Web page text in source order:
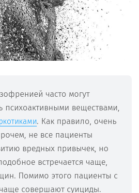
часто могут
психоактивными веществами,
. Как правило, очень
не все пациенты
вредных привычек, но
встречается чаще,
Помимо этого пациенты с
совершают суициды.